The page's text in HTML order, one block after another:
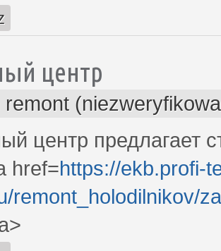
центр
remont
центр предлагает
href=https://ekb.profi-
remont_holodilnikov/